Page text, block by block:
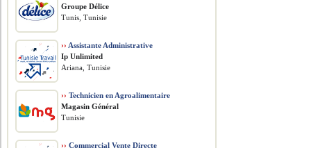
Groupe Délice
Tunis, Tunisie
›› Assistante Administrative
Ip Unlimited
Ariana, Tunisie
›› Technicien en Agroalimentaire
Magasin Général
Tunisie
›› Commercial Vente Directe